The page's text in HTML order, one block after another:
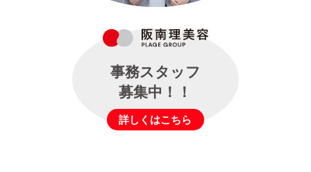
事務スタッフ
募集中！！
詳しくはこちら